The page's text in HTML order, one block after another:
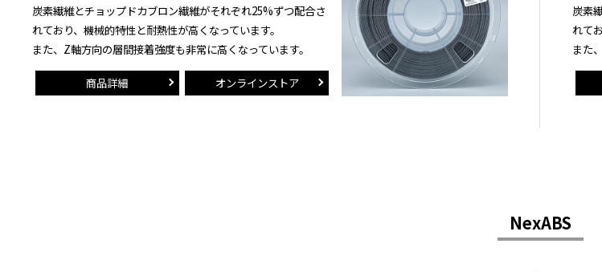
炭素繊維とチョップドカブロン繊維がそれぞれ25%ずつ配合さ
れており、機械的特性と耐熱性が高くなっています。
また、Z軸方向の層間接着強度も非常に高くなっています。
商品詳細 オンラインストア
炭素
れて
また
NexABS